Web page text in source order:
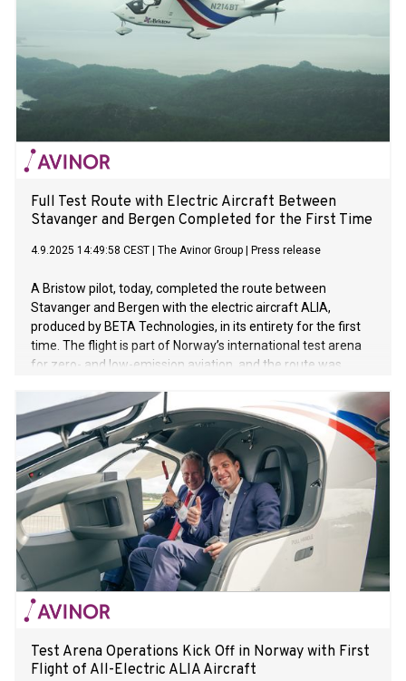
Full Test Route with Electric Aircraft Between
Stavanger and Bergen Completed for the First Time
4.9.2025 14:49:58 CEST The Avinor Group Press release
A Bristow pilot, today, completed the route between
Stavanger and Bergen with the electric aircraft ALIA,
produced by BETA Technologies, in its entirety for the first
time. The flight is part of Norway’s international test arena
for zero- and low-emission aviation, and the route was
Test Arena Operations Kick Off in Norway with First
Flight of All-Electric ALIA Aircraft